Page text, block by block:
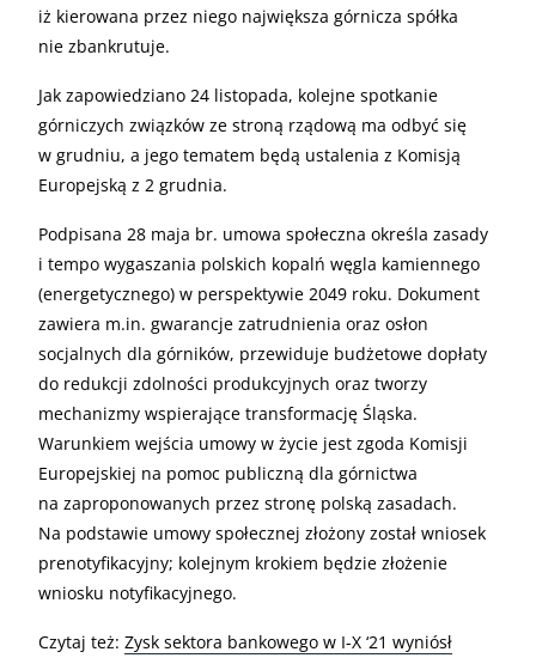
iż kierowana przez niego największa górnicza spółka
nie zbankrutuje.
Jak zapowiedziano 24 listopada, kolejne spotkanie
górniczych związków ze stroną rządową ma odbyć się
w grudniu, a jego tematem będą ustalenia z Komisją
Europejską z 2 grudnia.
Podpisana 28 maja br. umowa społeczna określa zasady
i tempo wygaszania polskich kopalń węgla kamiennego
(energetycznego) w perspektywie 2049 roku. Dokument
zawiera m.in. gwarancje zatrudnienia oraz osłon
socjalnych dla górników, przewiduje budżetowe dopłaty
do redukcji zdolności produkcyjnych oraz tworzy
mechanizmy wspierające transformację Śląska.
Warunkiem wejścia umowy w życie jest zgoda Komisji
Europejskiej na pomoc publiczną dla górnictwa
na zaproponowanych przez stronę polską zasadach.
Na podstawie umowy społecznej złożony został wniosek
prenotyfikacyjny; kolejnym krokiem będzie złożenie
wniosku notyfikacyjnego.
Czytaj też: Zysk sektora bankowego w I-X ‘21 wyniósł